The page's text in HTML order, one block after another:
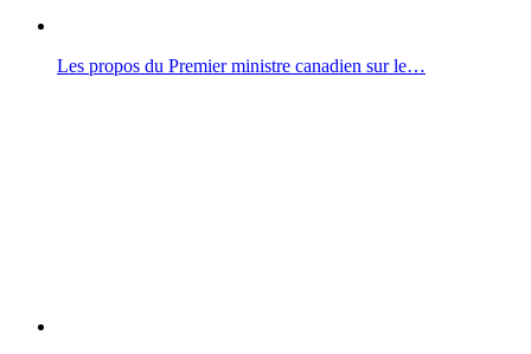
Les propos du Premier ministre canadien sur le…